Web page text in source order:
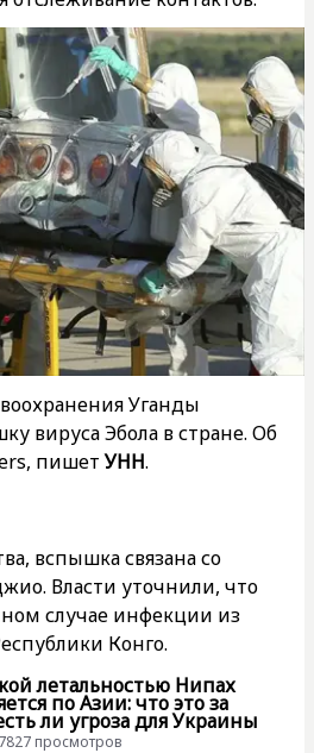
Уганды
вируса Эбола в стране. Об
пишетУНН.
вспышка связана со
Власти уточнили, что
случае инфекции из
Конго.
летальностью Нипах
по Азии: что это за
ли угроза для Украины
просмотров